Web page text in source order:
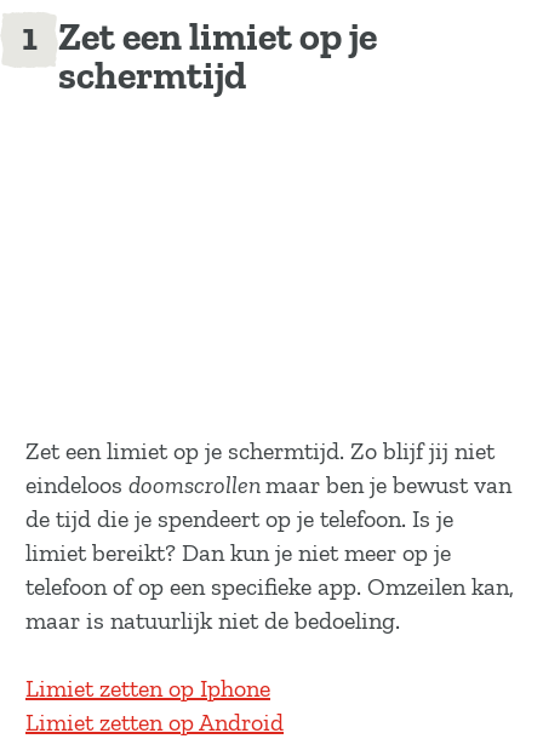
Zet een limiet op je
schermtijd
Zet een limiet op je schermtijd. Zo blijf jij niet
eindeloos doomscrollenmaar ben je bewust van
de tijd die je spendeert op je telefoon. Is je
limiet bereikt? Dan kun je niet meer op je
telefoon of op een specifieke app. Omzeilen kan,
maar is natuurlijk niet de bedoeling.
Limiet zetten op Iphone
Limiet zetten op Android